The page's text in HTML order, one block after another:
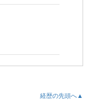
経歴の先頭へ▲